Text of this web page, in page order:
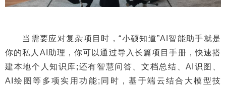
当需要应对复杂项目时，“小硕知道”AI智能助手就是
你的私人AI助理，你可以通过导入长篇项目手册，快速搭
建本地个人知识库;还有智慧问答、文档总结、AI识图、
AI绘图等多项实用功能;同时，基于端云结合大模型技